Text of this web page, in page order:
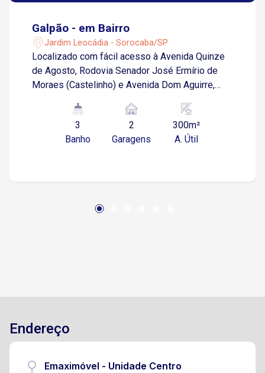
Galpão - em Bairro
Jardim Leocádia - Sorocaba/SP
Localizado com fácil acesso à Avenida Quinze
de Agosto, Rodovia Senador José Ermírio de
Moraes (Castelinho) e Avenida Dom Aguirre,
distribuição. A região conta com forte atividade
comercial e industrial. Sobre o imóvel: Galpão
com 300 m² de área Pé-direito de 6,5 metros
para armazenagem, produção ou distribuição
3
Banho
2
Garagens
300m²
A. Útil
Endereço
Emaximóvel - Unidade Centro